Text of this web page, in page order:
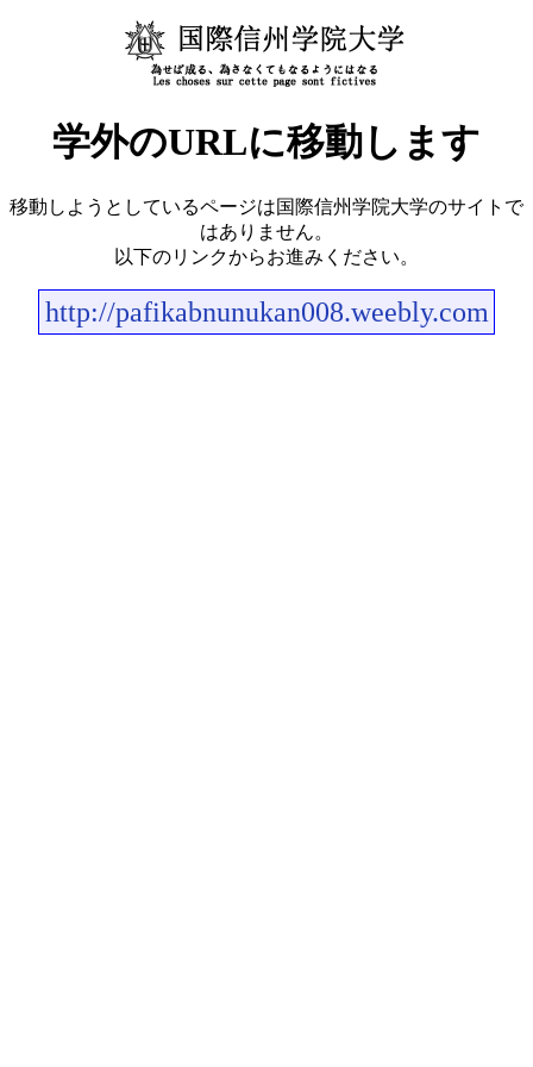
学外のURLに移動します
移動しようとしているページは国際信州学院大学のサイトで
はありません。
以下のリンクからお進みください。
http://pafikabnunukan008.weebly.com